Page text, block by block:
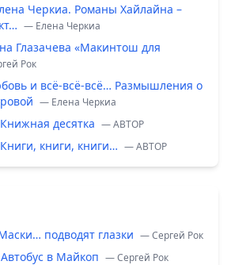
Черкиа. Романы Хайлайна –
— Елена Черкиа
Глазачева «Макинтош для
Рок
и всё-всё-всё… Размышления о
— Елена Черкиа
десятка — ABTOP
книги, книги… — ABTOP
подводят глазки — Сергей Рок
в Майкоп — Сергей Рок